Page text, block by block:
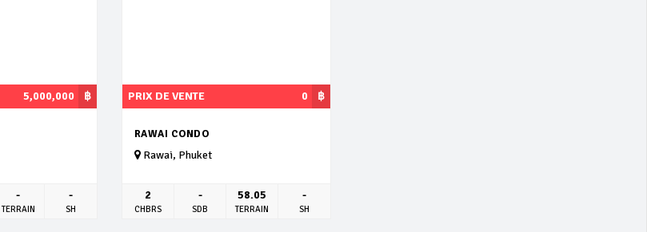
฿
5,000,000
-
TERRAIN
-
SH
฿
PRIX DE VENTE 0
RAWAI CONDO
Rawai, Phuket
2
CHBRS
-
SDB
58.05
TERRAIN
-
SH